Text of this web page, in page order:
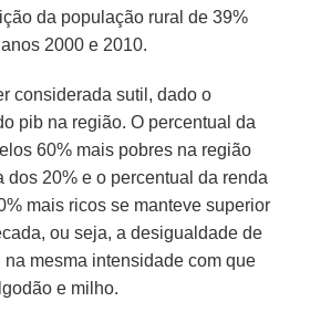
da população rural de 39%
2000 e 2010.
considerada sutil, dado o
pib na região. O percentual da
60% mais pobres na região
dos 20% e o percentual da renda
mais ricos se manteve superior
ou seja, a desigualdade de
mesma intensidade com que
e milho.